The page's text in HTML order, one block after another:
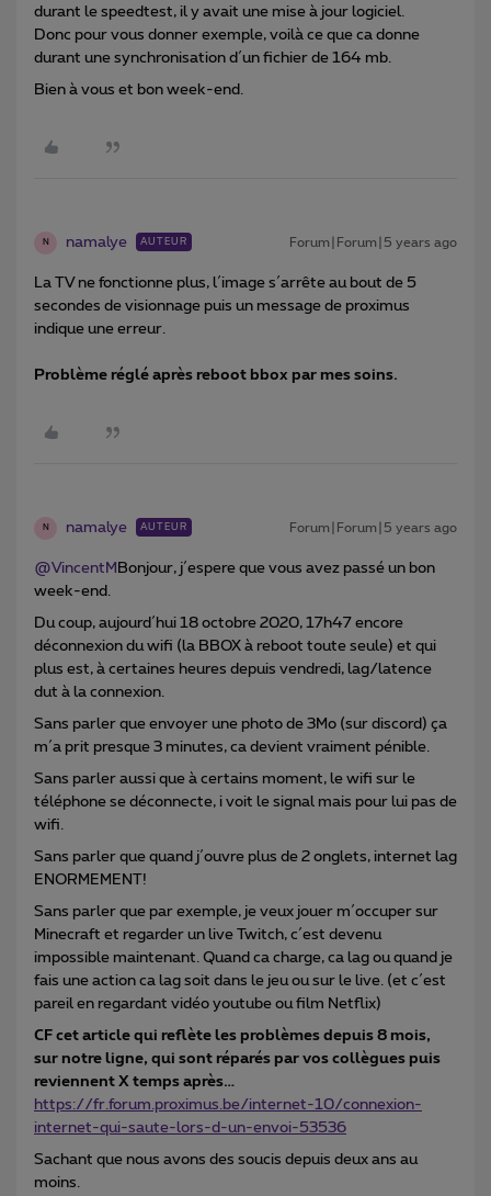
durant le speedtest, il y avait une mise à jour logiciel.
Donc pour vous donner exemple, voilà ce que ca donne
durant une synchronisation d´un fichier de 164 mb.
Bien à vous et bon week-end.
N namalye AUTEUR Forum|Forum|5 years ago
La TV ne fonctionne plus, l´image s´arrête au bout de 5
secondes de visionnage puis un message de proximus
indique une erreur.
Problème réglé après reboot bbox par mes soins.
N namalye AUTEUR Forum|Forum|5 years ago
@VincentM Bonjour, j´espere que vous avez passé un bon
week-end.
Du coup, aujourd´hui 18 octobre 2020, 17h47 encore
déconnexion du wifi (la BBOX à reboot toute seule) et qui
plus est, à certaines heures depuis vendredi, lag/latence
dut à la connexion.
Sans parler que envoyer une photo de 3Mo (sur discord) ça
m´a prit presque 3 minutes, ca devient vraiment pénible.
Sans parler aussi que à certains moment, le wifi sur le
téléphone se déconnecte, i voit le signal mais pour lui pas de
wifi.
Sans parler que quand j´ouvre plus de 2 onglets, internet lag
ENORMEMENT!
Sans parler que par exemple, je veux jouer m´occuper sur
Minecraft et regarder un live Twitch, c´est devenu
impossible maintenant. Quand ca charge, ca lag ou quand je
fais une action ca lag soit dans le jeu ou sur le live. (et c´est
pareil en regardant vidéo youtube ou film Netflix)
CF cet article qui reflète les problèmes depuis 8 mois,
sur notre ligne, qui sont réparés par vos collègues puis
reviennent X temps après…
https://fr.forum.proximus.be/internet-10/connexion-
internet-qui-saute-lors-d-un-envoi-53536
Sachant que nous avons des soucis depuis deux ans au
moins.